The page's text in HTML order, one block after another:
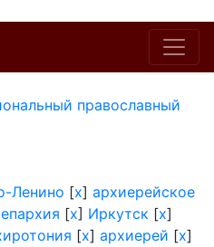
православный
Ленино [x] архиерейское
[x] Иркутск [x]
[x] архиерей [x]